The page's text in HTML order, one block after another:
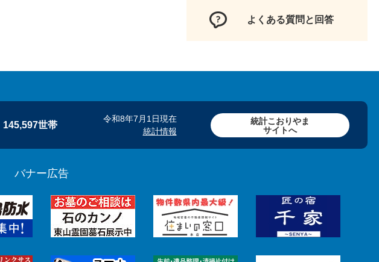
よくある質問と回答
145,597世帯
令和8年7月1日現在
統計情報
統計こおりやま
サイトへ
バナー広告